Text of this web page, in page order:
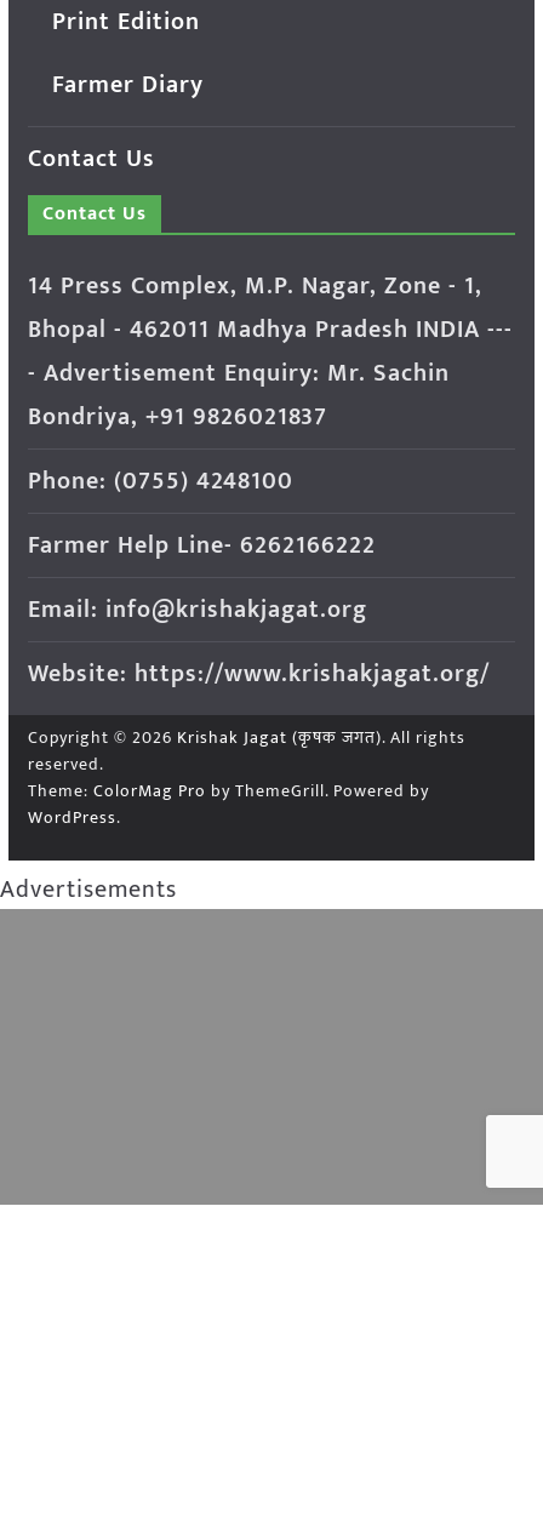
Print Edition
Farmer Diary
Contact Us
Contact Us
14 Press Complex, M.P. Nagar, Zone - 1,
Bhopal - 462011 Madhya Pradesh INDIA ---
- Advertisement Enquiry: Mr. Sachin
Bondriya, +91 9826021837
Phone: (0755) 4248100
Farmer Help Line- 6262166222
Email: info@krishakjagat.org
Website: https://www.krishakjagat.org/
Copyright © 2026 Krishak Jagat (कृषक जगत). All rights
reserved.
Theme: ColorMag Pro by ThemeGrill. Powered by
WordPress.
Advertisements